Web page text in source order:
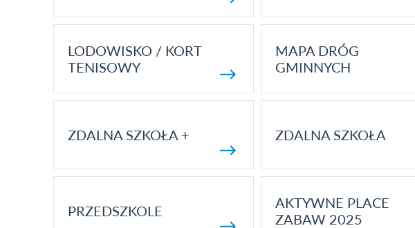
LODOWISKO / KORT
TENISOWY
MAPA DRÓG
GMINNYCH
ZDALNA SZKOŁA + ZDALNA SZKOŁA
PRZEDSZKOLE
AKTYWNE PLACE
ZABAW 2025